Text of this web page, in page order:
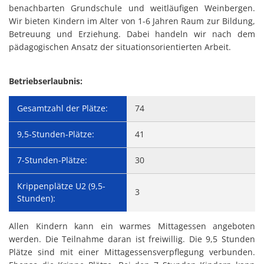
benachbarten Grundschule und weitläufigen Weinbergen.
Wir bieten Kindern im Alter von 1-6 Jahren Raum zur Bildung,
Betreuung und Erziehung. Dabei handeln wir nach dem
pädagogischen Ansatz der situationsorientierten Arbeit.
Betriebserlaubnis:
Gesamtzahl der Plätze: 74
9,5-Stunden-Plätze: 41
7-Stunden-Plätze: 30
Krippenplätze U2 (9,5-
Stunden):
3
Allen Kindern kann ein warmes Mittagessen angeboten
werden. Die Teilnahme daran ist freiwillig. Die 9,5 Stunden
Plätze sind mit einer Mittagessensverpflegung verbunden.